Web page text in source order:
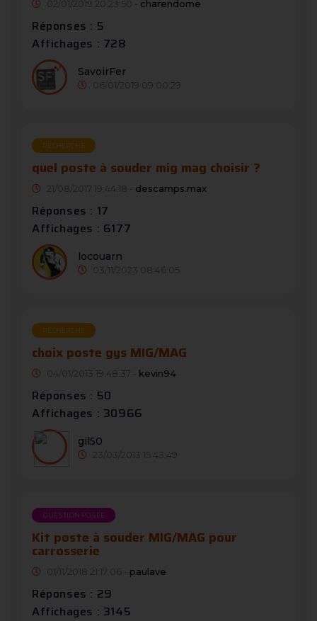
02/01/2019 20:23:50 - charendome
Réponses : 5
Affichages : 728
SavoirFer
06/01/2019 09:00:29
RECHERCHE
quel poste à souder mig mag choisir ?
21/08/2017 19:44:18 - descamps.max
Réponses : 17
Affichages : 6177
locouarn
03/11/2023 08:46:05
RECHERCHE
choix poste gys MIG/MAG
04/01/2013 19:48:37 - kevin94
Réponses : 50
Affichages : 30966
gil50
23/03/2013 15:43:49
QUESTION POSÉE
Kit poste à souder MIG/MAG pour
carrosserie
01/11/2018 21:17:06 - paulave
Réponses : 29
Affichages : 3145